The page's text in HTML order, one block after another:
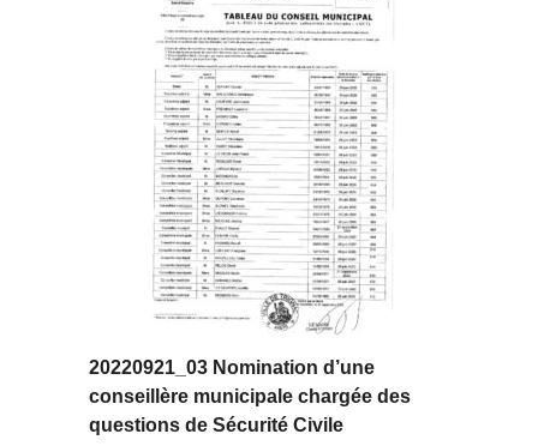
20220921_03 Nomination d’une
conseillère municipale chargée des
questions de Sécurité Civile